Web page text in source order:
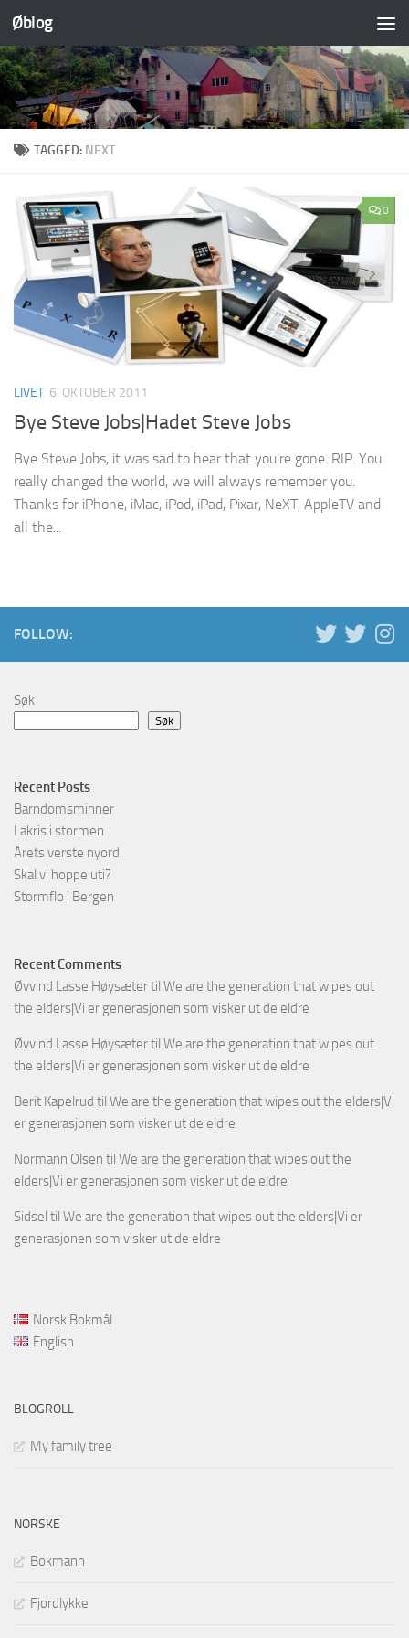
Skip to content
Øblog
TAGGED: NEXT
0
LIVET 6. OKTOBER 2011
Bye Steve Jobs|Hadet Steve Jobs
Bye Steve Jobs, it was sad to hear that you’re gone. RIP. You
really changed the world, we will always remember you.
Thanks for iPhone, iMac, iPod, iPad, Pixar, NeXT, AppleTV and
all the...
FOLLOW:
Søk
Søk
Recent Posts
Barndomsminner
Lakris i stormen
Årets verste nyord
Skal vi hoppe uti?
Stormflo i Bergen
Recent Comments
Øyvind Lasse Høysætertil We are the generation that wipes out
the elders|Vi er generasjonen som visker ut de eldre
Øyvind Lasse Høysætertil We are the generation that wipes out
the elders|Vi er generasjonen som visker ut de eldre
Berit Kapelrud til We are the generation that wipes out the elders|Vi
er generasjonen som visker ut de eldre
Normann Olsen til We are the generation that wipes out the
elders|Vi er generasjonen som visker ut de eldre
Sidsel til We are the generation that wipes out the elders|Vi er
generasjonen som visker ut de eldre
Norsk Bokmål
English
BLOGROLL
My family tree
NORSKE
Bokmann
Fjordlykke